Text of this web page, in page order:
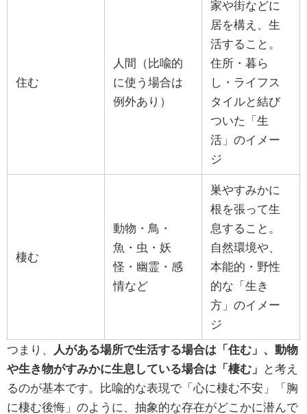
住む
人間（比喩的
に使う場合は
例外あり）
家や街などに
居を構え、生
活すること。
住所・暮ら
し・ライフス
タイルと結び
ついた「生
活」のイメー
ジ
棲む
動物・鳥・
魚・虫・妖
怪・幽霊・感
情など
巣やすみかに
根を張って生
息すること。
自然環境や、
本能的・野性
的な「生き
方」のイメー
ジ
つまり、
人がある場所で生活する場合は「住む」、動物
や生き物がすみかに生息している場合は「棲む」
と考え
るのが基本です。比喩的な表現で「心に棲む不安」「胸
に棲む後悔」のように、抽象的な存在がどこかに潜んで